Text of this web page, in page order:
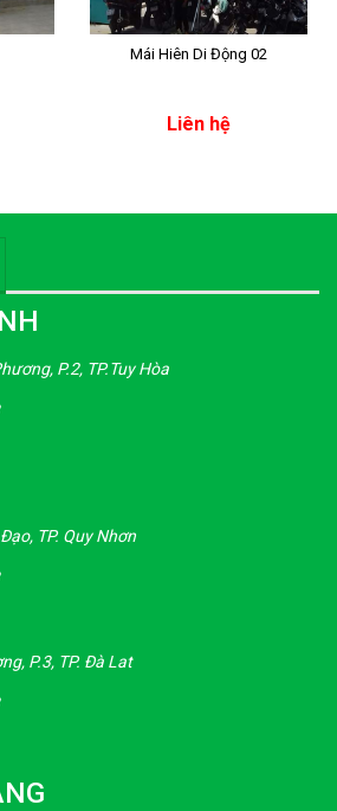
Mái Hiên Di Động 02
Liên hệ
P.2, TP.Tuy Hòa
TP. Quy Nhơn
P.3, TP. Đà Lat